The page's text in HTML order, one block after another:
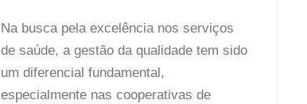
Na busca pela excelência nos serviços
de saúde, a gestão da qualidade tem sido
um diferencial fundamental,
especialmente nas cooperativas de